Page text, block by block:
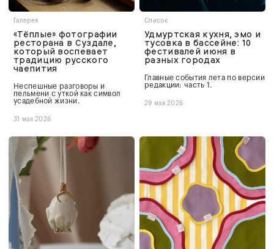
Галерея
«Тёплые» фотографии
ресторана в Суздале,
который воспевает
традицию русского
чаепития
Неспешные разговоры и
пельмени с уткой как символ
усадебной жизни.
31 мая 2026
Список
Удмуртская кухня, эмо и
тусовка в бассейне: 10
фестивалей июня в
разных городах
Главные события лета по версии
редакции: часть 1.
29 мая 2026